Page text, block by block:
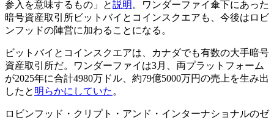
参入を意味するもの」と説明 。ワンダーファイ傘下にあった
暗号資産取引所ビットバイとコインスクエアも、今後はロビ
ンフッドの陣営に加わることになる。
ビットバイとコインスクエアは、カナダでも有数の大手暗号
資産取引所だ。ワンダーファイは3月、両プラットフォーム
が2025年に合計4980万ドル、約79億5000万円の売上を生み出
したと 明らかにしていた 。
ロビンフッド・クリプト・アンド・インターナショナルのゼ